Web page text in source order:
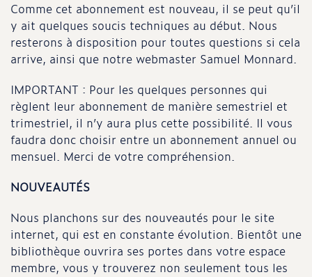
Comme cet abonnement est nouveau, il se peut qu’il
y ait quelques soucis techniques au début. Nous
resterons à disposition pour toutes questions si cela
arrive, ainsi que notre webmaster Samuel Monnard.
IMPORTANT : Pour les quelques personnes qui
règlent leur abonnement de manière semestriel et
trimestriel, il n’y aura plus cette possibilité. Il vous
faudra donc choisir entre un abonnement annuel ou
mensuel. Merci de votre compréhension.
NOUVEAUTÉS
Nous planchons sur des nouveautés pour le site
internet, qui est en constante évolution. Bientôt une
bibliothèque ouvrira ses portes dans votre espace
membre, vous y trouverez non seulement tous les